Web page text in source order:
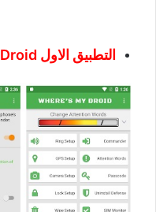
التطبيق الاول Wheres My Droid‏